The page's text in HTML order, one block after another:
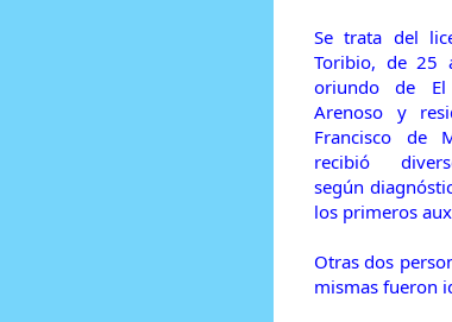
Se trata del
Toribio, de 25
oriundo de El
Arenoso y
Francisco de
recibió
según
los primeros
Otras dos
mismas fueron